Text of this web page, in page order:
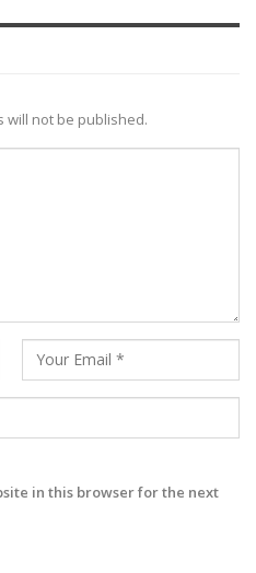
will not be published.
in this browser for the next